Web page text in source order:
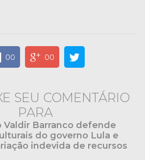
00 00
SEU COMENTÁRIO
PARA
Valdir Barranco defende
do governo Lula e
indevida de recursos